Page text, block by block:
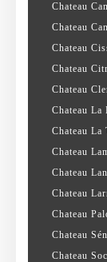
Chateau
Chateau
Chateau
Chateau
Chateau
Chateau La
Chateau La
Chateau
Chateau
Chateau
Chateau
Chateau
Chateau